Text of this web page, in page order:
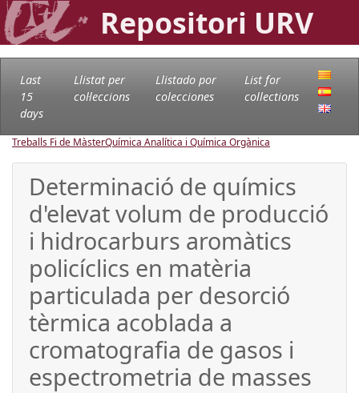
Repositori URV
Last
15
days
Llistat per
col·leccions
Llistado por
colecciones
List for
collections
Treballs Fi de MàsterQuímica Analítica i Química Orgànica
Determinació de químics
d'elevat volum de producció
i hidrocarburs aromàtics
policíclics en matèria
particulada per desorció
tèrmica acoblada a
cromatografia de gasos i
espectrometria de masses